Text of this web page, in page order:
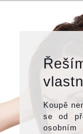
Koupě
se od